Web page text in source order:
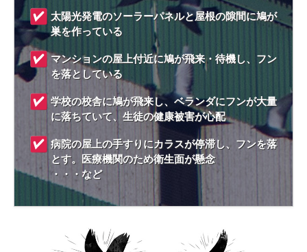
太陽光発電のソーラーパネルと屋根の隙間に鳩が
巣を作っている
マンションの屋上付近に鳩が飛来・待機し、フン
を落としている
学校の校舎に鳩が飛来し、ベランダにフンが大量
に落ちていて、生徒の健康被害が心配
病院の屋上の手すりにカラスが停滞し、フンを落
とす。医療機関のため衛生面が懸念
・・・など